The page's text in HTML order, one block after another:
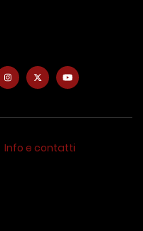
Info e contatti